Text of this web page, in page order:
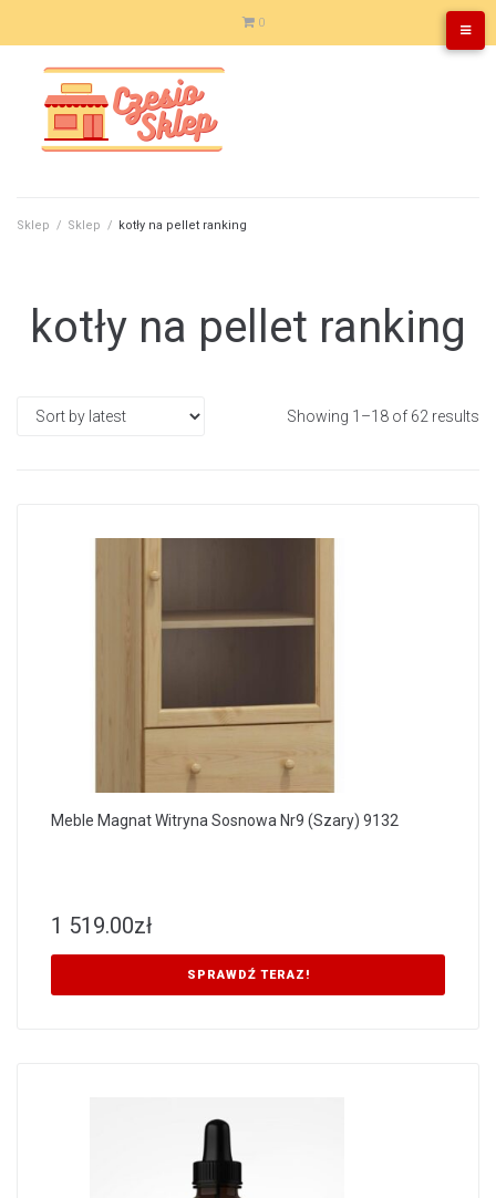
0
Sklep / Sklep / kotły na pellet ranking
kotły na pellet ranking
Showing 1–18 of 62 results
Meble Magnat Witryna Sosnowa Nr9 (Szary) 9132
1 519.00zł
SPRAWDŹ TERAZ!